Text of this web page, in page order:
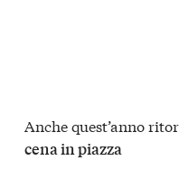
Anche quest’anno
cena in piazza